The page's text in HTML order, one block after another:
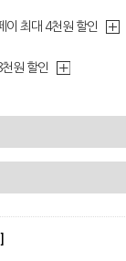
이 최대 4천원 할인
원 할인